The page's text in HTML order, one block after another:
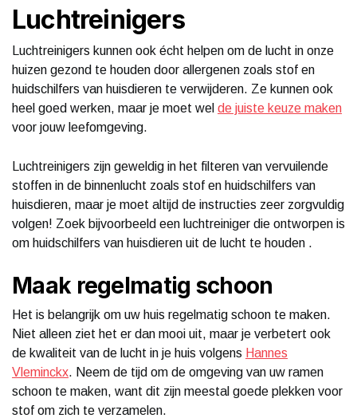
Luchtreinigers
Luchtreinigers kunnen ook écht helpen om de lucht in onze
huizen gezond te houden door allergenen zoals stof en
huidschilfers van huisdieren te verwijderen. Ze kunnen ook
heel goed werken, maar je moet wel de juiste keuze maken
voor jouw leefomgeving.
Luchtreinigers zijn geweldig in het filteren van vervuilende
stoffen in de binnenlucht zoals stof en huidschilfers van
huisdieren, maar je moet altijd de instructies zeer zorgvuldig
volgen! Zoek bijvoorbeeld een luchtreiniger die ontworpen is
om huidschilfers van huisdieren uit de lucht te houden .
Maak regelmatig schoon
Het is belangrijk om uw huis regelmatig schoon te maken.
Niet alleen ziet het er dan mooi uit, maar je verbetert ook
de kwaliteit van de lucht in je huis volgens Hannes
Vleminckx. Neem de tijd om de omgeving van uw ramen
schoon te maken, want dit zijn meestal goede plekken voor
stof om zich te verzamelen.